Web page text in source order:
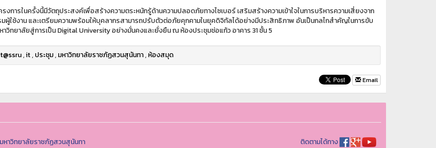
รงการในครั้งนี้มีวัตถุประสงค์เพื่อสร้างความตระหนักรู้ด้านความปลอดภัยทางไซเบอร์ เสริมสร้างความเข้าใจในการบริหารความเสี่ยงจาก
ผู้ใช้งาน และเตรียมความพร้อมให้บุคลากรสามารถปรับตัวต่อภัยคุกคามในยุคดิจิทัลได้อย่างมีประสิทธิภาพ อันเป็นกลไกสำคัญในการขับ
าวิทยาลัยสู่การเป็น Digital University อย่างมั่นคงและยั่งยืน ณ ห้องประชุมช่อแก้ว อาคาร 31 ชั้น 5
,it,ประชุม,มหาวิทยาลัยราชภัฏสวนสุนันทา,ห้องสมุด
Email
หาวิทยาลัยราชภัฏสวนสุนันทา
ติดตามได้ทาง